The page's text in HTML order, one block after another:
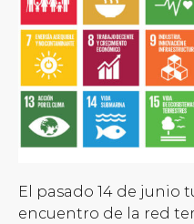
El pasado 14 de junio
encuentro de la red